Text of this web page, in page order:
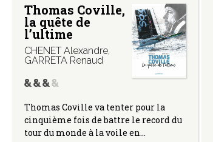
Thomas Coville,
la quête de
l’ultime
CHENET Alexandre,
GARRETA Renaud
Thomas Coville va tenter pour la
cinquième fois de battre le record du
tour du monde à la voile en…